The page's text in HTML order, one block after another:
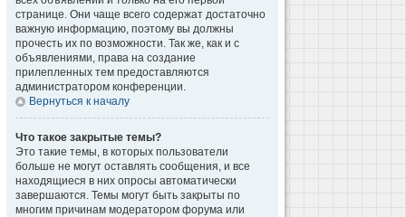
странице. Они чаще всего содержат достаточно
важную информацию, поэтому вы должны
прочесть их по возможности. Так же, как и с
объявлениями, права на создание
прилепленных тем предоставляются
администратором конференции.
Вернуться к началу
Что такое закрытые темы?
Это такие темы, в которых пользователи
больше не могут оставлять сообщения, и все
находящиеся в них опросы автоматически
завершаются. Темы могут быть закрыты по
многим причинам модератором форума или